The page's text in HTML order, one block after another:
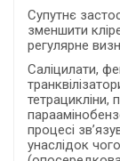
Супутнє
зменшити
регулярне
Саліцилати,
тетрацикліни,
процесі
унаслідок